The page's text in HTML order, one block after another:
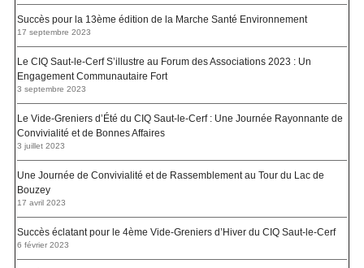
Succès pour la 13ème édition de la Marche Santé Environnement
17 septembre 2023
Le CIQ Saut-le-Cerf S’illustre au Forum des Associations 2023 : Un
Engagement Communautaire Fort
3 septembre 2023
Le Vide-Greniers d’Été du CIQ Saut-le-Cerf : Une Journée Rayonnante de
Convivialité et de Bonnes Affaires
3 juillet 2023
Une Journée de Convivialité et de Rassemblement au Tour du Lac de
Bouzey
17 avril 2023
Succès éclatant pour le 4ème Vide-Greniers d’Hiver du CIQ Saut-le-Cerf
6 février 2023